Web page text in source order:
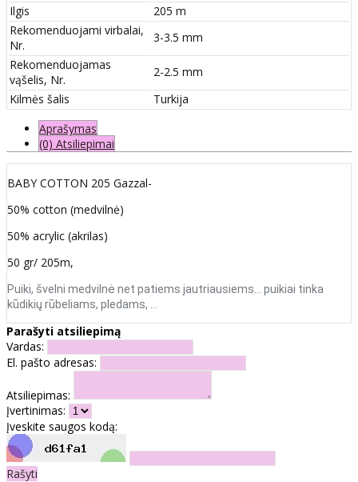
Ilgis
205 m
Rekomenduojami virbalai,
Nr.
3-3.5 mm
Rekomenduojamas
vąšelis, Nr.
2-2.5 mm
Kilmės šalis
Turkija
Aprašymas
(0) Atsiliepimai
BABY COTTON 205 Gazzal-
50% cotton (medvilnė)
50% acrylic (akrilas)
50 gr/ 205m,
Puiki, švelni medvilnė net patiems jautriausiems... puikiai tinka
kūdikių rūbeliams, pledams, …
Parašyti atsiliepimą
Vardas:
El. pašto adresas:
Atsiliepimas:
Įvertinimas:
Įveskite saugos kodą:
Rašyti